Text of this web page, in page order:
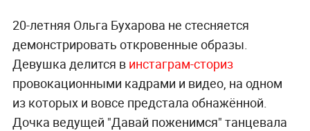
20-летняя Ольга Бухарова не стесняется
демонстрировать откровенные образы.
Девушка делится в инстаграм-сториз
провокационными кадрами и видео, на одном
из которых и вовсе предстала обнажённой.
Дочка ведущей "Давай поженимся" танцевала